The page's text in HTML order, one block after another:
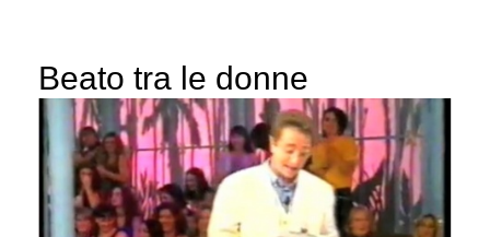
Beato tra le donne